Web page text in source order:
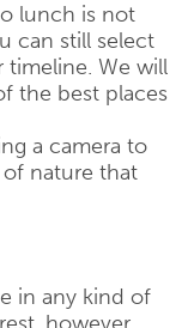
lunch is not
can still select
We will
the best places
a camera to
nature that
in any kind of